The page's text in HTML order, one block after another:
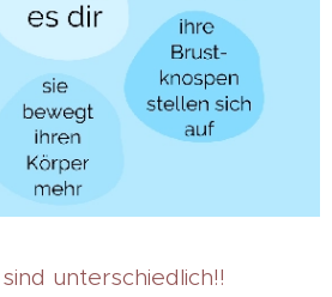
unterschiedlich!!